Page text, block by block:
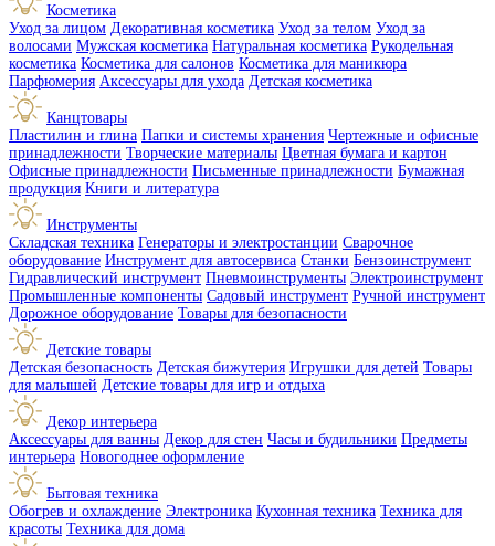
Косметика
Уход за лицом Декоративная косметика Уход за телом Уход за
волосами Мужская косметика Натуральная косметика Рукодельная
косметика Косметика для салонов Косметика для маникюра
Парфюмерия Аксессуары для ухода Детская косметика
Канцтовары
Пластилин и глина Папки и системы хранения Чертежные и офисные
принадлежности Творческие материалы Цветная бумага и картон
Офисные принадлежности Письменные принадлежности Бумажная
продукция Книги и литература
Инструменты
Складская техника Генераторы и электростанции Сварочное
оборудование Инструмент для автосервиса Станки Бензоинструмент
Гидравлический инструмент Пневмоинструменты Электроинструмент
Промышленные компоненты Садовый инструмент Ручной инструмент
Дорожное оборудование Товары для безопасности
Детские товары
Детская безопасность Детская бижутерия Игрушки для детей Товары
для малышей Детские товары для игр и отдыха
Декор интерьера
Аксессуары для ванны Декор для стен Часы и будильники Предметы
интерьера Новогоднее оформление
Бытовая техника
Обогрев и охлаждение Электроника Кухонная техника Техника для
красоты Техника для дома